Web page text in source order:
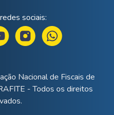
sociais:
Nacional de Fiscais de
- Todos os direitos